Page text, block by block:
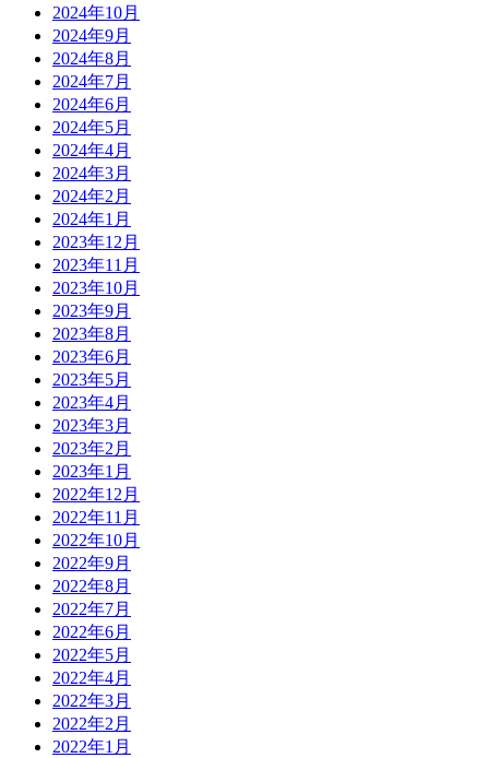
2024年10月
2024年9月
2024年8月
2024年7月
2024年6月
2024年5月
2024年4月
2024年3月
2024年2月
2024年1月
2023年12月
2023年11月
2023年10月
2023年9月
2023年8月
2023年6月
2023年5月
2023年4月
2023年3月
2023年2月
2023年1月
2022年12月
2022年11月
2022年10月
2022年9月
2022年8月
2022年7月
2022年6月
2022年5月
2022年4月
2022年3月
2022年2月
2022年1月